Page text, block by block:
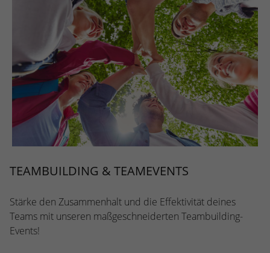
TEAMBUILDING & TEAMEVENTS
Stärke den Zusammenhalt und die Effektivität deines
Teams mit unseren maßgeschneiderten Teambuilding-
Events!